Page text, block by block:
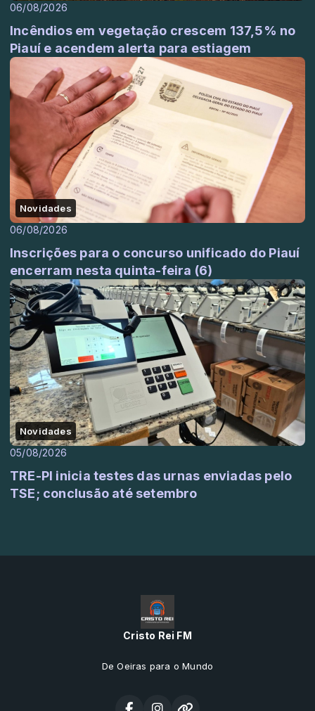
06/08/2026
Incêndios em vegetação crescem 137,5% no
Piauí e acendem alerta para estiagem
Novidades
06/08/2026
Inscrições para o concurso unificado do Piauí
encerram nesta quinta-feira (6)
Novidades
05/08/2026
TRE-PI inicia testes das urnas enviadas pelo
TSE; conclusão até setembro
Cristo Rei FM
De Oeiras para o Mundo